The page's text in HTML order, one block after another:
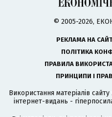
© 2005-2026,
РЕКЛАМА НА
ПОЛІТИКА
ПРАВИЛА
ПРИНЦИПИ І
Використання матеріалів
інтернет-видань -